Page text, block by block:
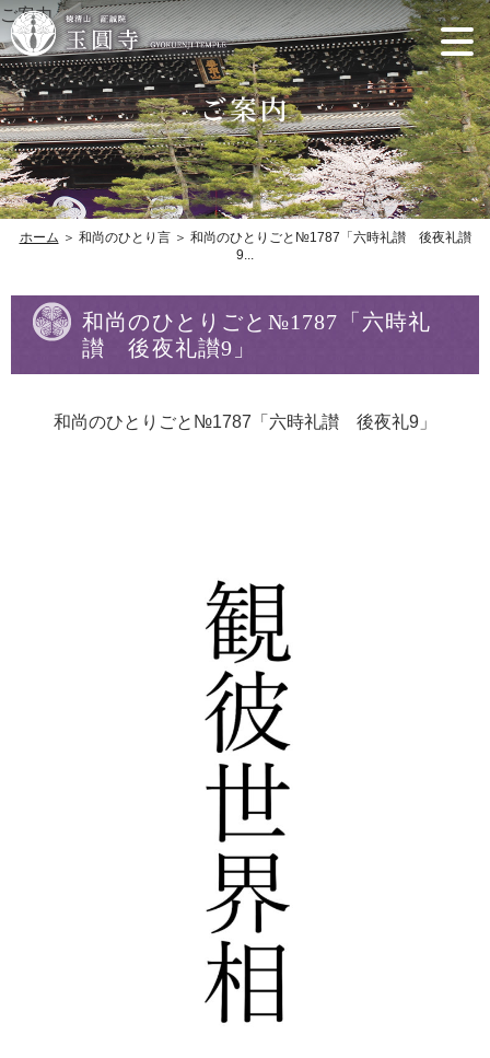
ご案内
ホーム ＞ 和尚のひとり言 ＞ 和尚のひとりごと№1787「六時礼讃 後夜礼讃
9...
和尚のひとりごと№1787「六時礼
讃 後夜礼讃9」
和尚のひとりごと№1787「六時礼讃 後夜礼9」